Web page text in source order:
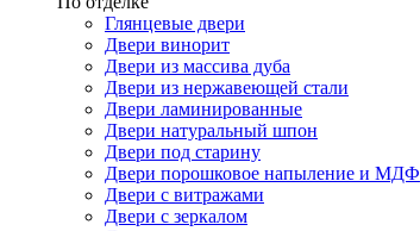
Глянцевые двери
Двери винорит
Двери из массива дуба
Двери из нержавеющей стали
Двери ламинированные
Двери натуральный шпон
Двери под старину
Двери порошковое напыление и МДФ
Двери с витражами
Двери с зеркалом